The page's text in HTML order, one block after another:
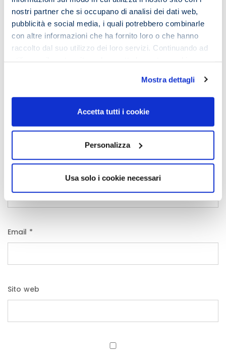
nostri partner che si occupano di analisi dei dati web,
pubblicità e social media, i quali potrebbero combinarle
con altre informazioni che ha fornito loro o che hanno
raccolto dal suo utilizzo dei loro servizi. Continuando ad
Mostra dettagli
Accetta tutti i cookie
Personalizza
Usa solo i cookie necessari
Commento *
Email *
Sito web